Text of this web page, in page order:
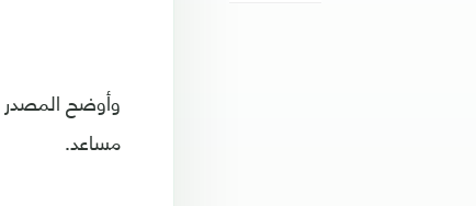
وأوضح
مساعد.